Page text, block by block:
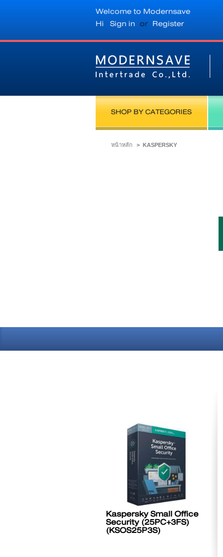
Welcome to Modernsave
Hi Sign in or Register
SHOP BY CATEGORIES
หน้าหลัก > KASPERSKY
Kaspersky Small Office
Security (25PC+3FS)
(KSOS25P3S)